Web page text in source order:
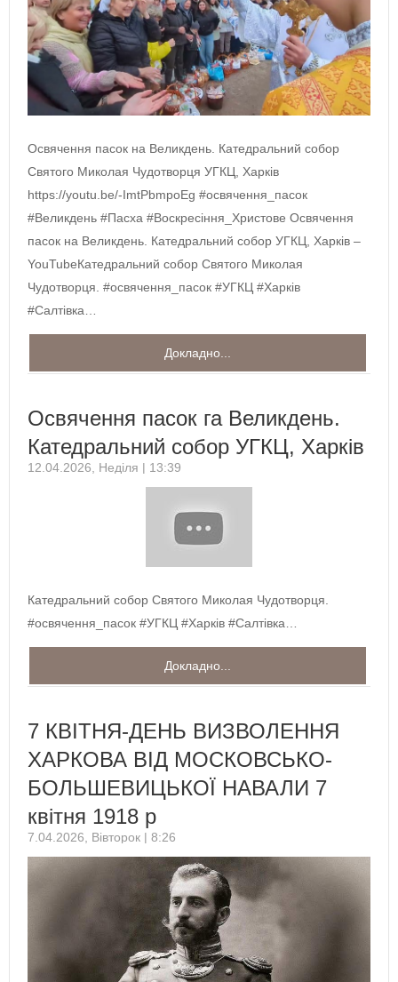
Освячення пасок на Великдень. Катедральний собор
Святого Миколая Чудотворця УГКЦ, Харків
https://youtu.be/-ImtPbmpoEg #освячення_пасок
#Великдень #Пасха #Воскресіння_Христове Освячення
пасок на Великдень. Катедральний собор УГКЦ, Харків –
YouTubeКатедральний собор Святого Миколая
Чудотворця. #освячення_пасок #УГКЦ #Харків
#Салтівка…
Докладно...
Освячення пасок га Великдень.
Катедральний собор УГКЦ, Харків
12.04.2026, Неділя | 13:39
Катедральний собор Святого Миколая Чудотворця.
#освячення_пасок #УГКЦ #Харків #Салтівка…
Докладно...
7 КВІТНЯ-ДЕНЬ ВИЗВОЛЕННЯ
ХАРКОВА ВІД МОСКОВСЬКО-
БОЛЬШЕВИЦЬКОЇ НАВАЛИ 7
квітня 1918 р
7.04.2026, Вівторок | 8:26